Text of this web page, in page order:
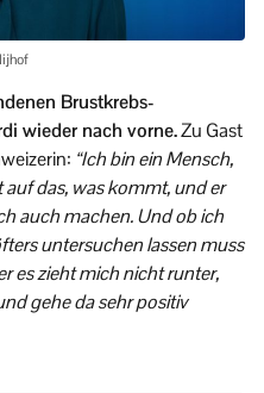
Brustkrebs-
wieder nach vorne.Zu Gast
“Ich bin ein Mensch,
das, was kommt, und er
auch machen. Und ob ich
untersuchen lassen muss
es zieht mich nicht runter,
gehe da sehr positiv